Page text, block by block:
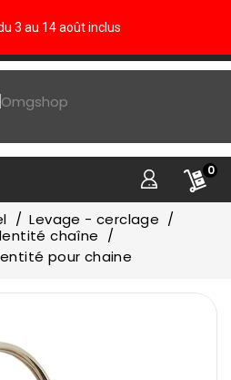
3 au 14 août inclus
0
Levage - cerclage
chaîne
pour chaine